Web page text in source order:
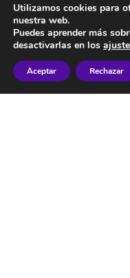
Utilizamos cookies para
nuestra web.
Puedes aprender más
desactivarlas en los
Aceptar Rechazar